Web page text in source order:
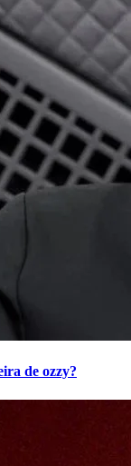
de ozzy?